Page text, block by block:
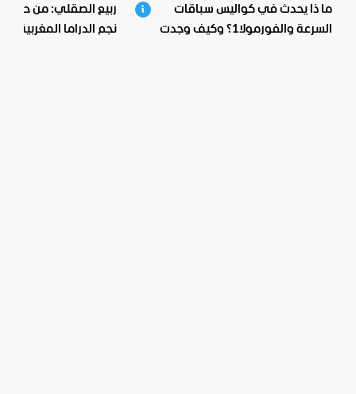
ما ذا يحدث في كواليس سباقات
السرعة والفورمولا1؟ وكيف وجدت
ربيع الصقلي: من حي
نجم الدراما المغربية..